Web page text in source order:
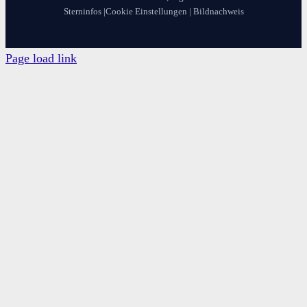
Sterninfos|Cookie Einstellungen | Bildnachweis
Page load link